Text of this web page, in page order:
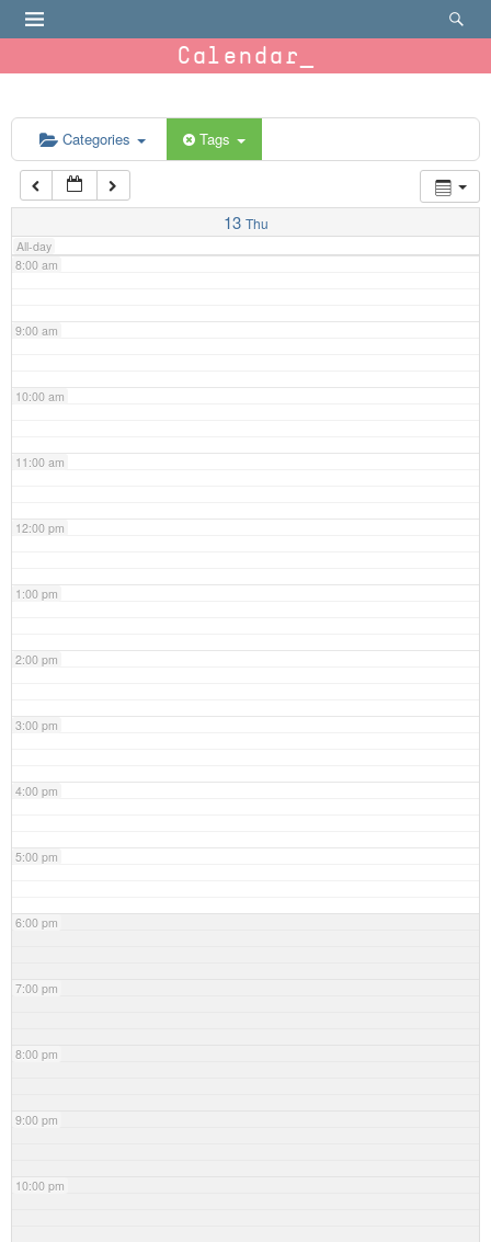
Calendar
Categories Tags
13 Thu
All-day
6:00 am
7:00 am
8:00 am
9:00 am
10:00 am
11:00 am
12:00 pm
1:00 pm
2:00 pm
3:00 pm
4:00 pm
5:00 pm
6:00 pm
7:00 pm
8:00 pm
9:00 pm
10:00 pm